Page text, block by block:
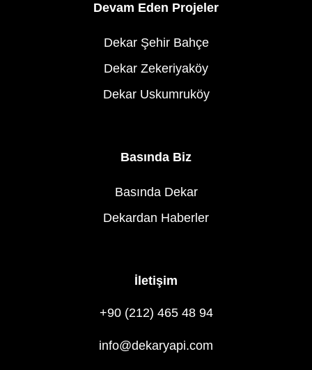
Devam Eden Projeler
Dekar Şehir Bahçe
Dekar Zekeriyaköy
Dekar Uskumruköy
Basında Biz
Basında Dekar
Dekardan Haberler
İletişim
+90 (212) 465 48 94
info@dekaryapi.com